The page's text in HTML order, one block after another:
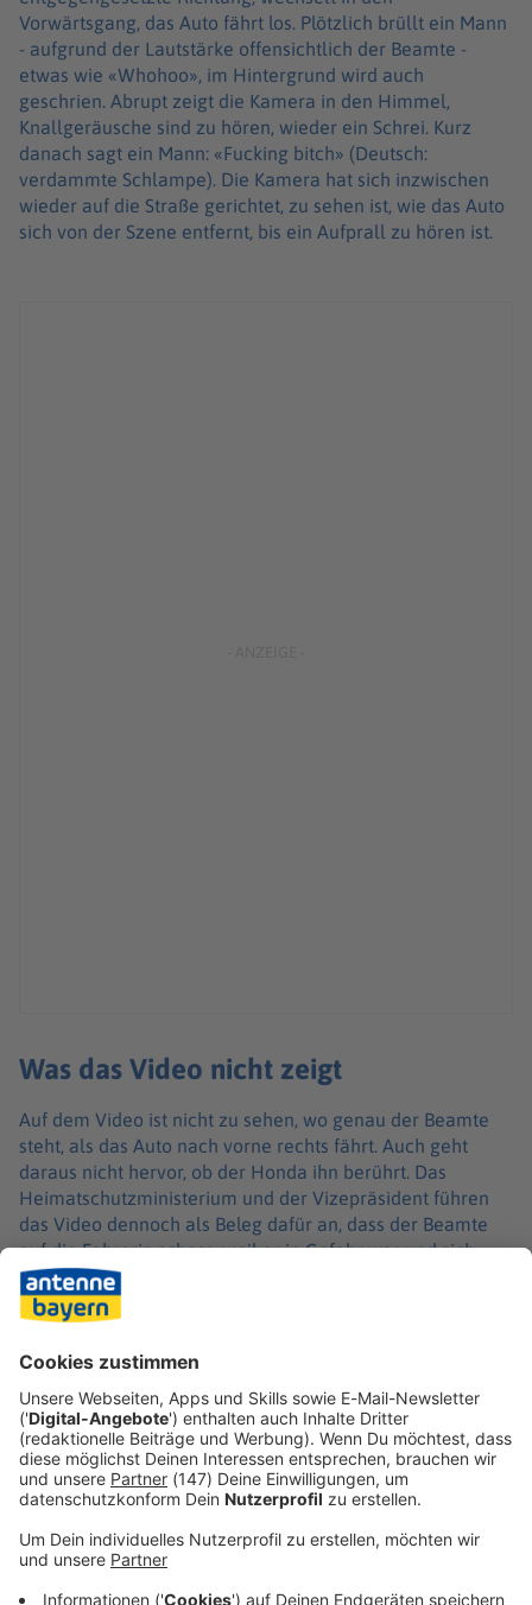
Vorwärtsgang, das Auto fährt los. Plötzlich brüllt ein Mann
- aufgrund der Lautstärke offensichtlich der Beamte -
etwas wie «Whohoo», im Hintergrund wird auch
geschrien. Abrupt zeigt die Kamera in den Himmel,
Knallgeräusche sind zu hören, wieder ein Schrei. Kurz
danach sagt ein Mann: «Fucking bitch» (Deutsch:
verdammte Schlampe). Die Kamera hat sich inzwischen
wieder auf die Straße gerichtet, zu sehen ist, wie das Auto
sich von der Szene entfernt, bis ein Aufprall zu hören ist.
Was das Video nicht zeigt
Auf dem Video ist nicht zu sehen, wo genau der Beamte
steht, als das Auto nach vorne rechts fährt. Auch geht
daraus nicht hervor, ob der Honda ihn berührt. Das
Heimatschutzministerium und der Vizepräsident führen
das Video dennoch als Beleg dafür an, dass der Beamte
auf die Fahrerin schoss, weil er in Gefahr war und sich
selbst verteidigen musste. Die «New York Times», die
andere Videos zur Rekonstruktion des Vorfalls
ausgewertet hat, verweist darauf, dass der Beamte auf
anderen Aufnahmen links neben dem Wagen zu sehen ist,
schießt.